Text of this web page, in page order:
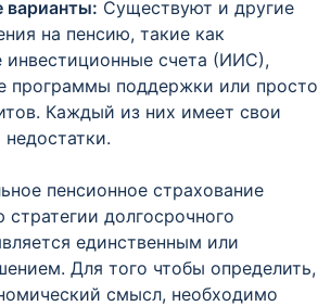
варианты: Существуют и другие
на пенсию, такие как
инвестиционные счета (ИИС),
программы поддержки или просто
Каждый из них имеет свои
пенсионное страхование
долгосрочного
единственным или
Для того чтобы определить,
смысл, необходимо